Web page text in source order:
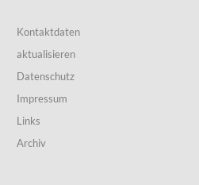
Kontaktdaten
aktualisieren
Datenschutz
Impressum
Links
Archiv